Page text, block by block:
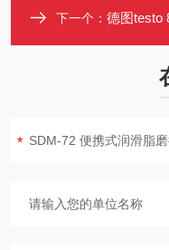
下一个： 德图testo 869